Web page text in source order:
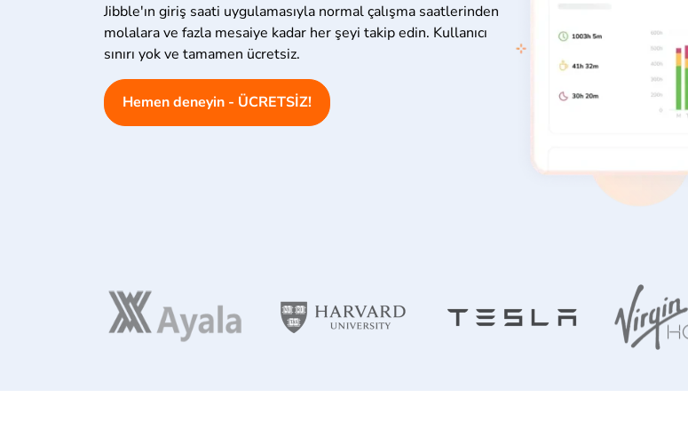
Jibble'ın giriş saati uygulamasıyla normal çalışma saatlerinden
molalara ve fazla mesaiye kadar her şeyi takip edin. Kullanıcı
sınırı yok ve tamamen ücretsiz.
Hemen deneyin - ÜCRETSİZ!